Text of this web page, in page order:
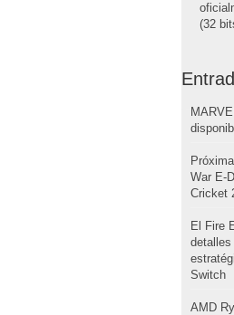
(32
War E-
Cricket
El Fire
Switch
AMD